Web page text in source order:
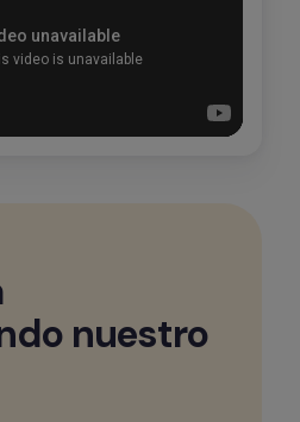
nuestro